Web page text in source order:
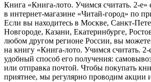
Книга «Книга-лото. Учимся считать. 2-е»
в интернет-магазине «Читай-город» по
Если вы находитесь в Москве, Санкт-
Новгороде, Казани, Екатеринбурге,
любом другом регионе России, вы можете
на книгу «Книга-лото. Учимся считать. 2-
удобный способ его получения:
или отправка почтой. Чтобы покупать
приятнее, мы регулярно проводим акции